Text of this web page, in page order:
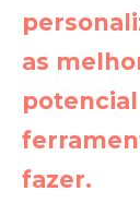
as
potencial
fazer.